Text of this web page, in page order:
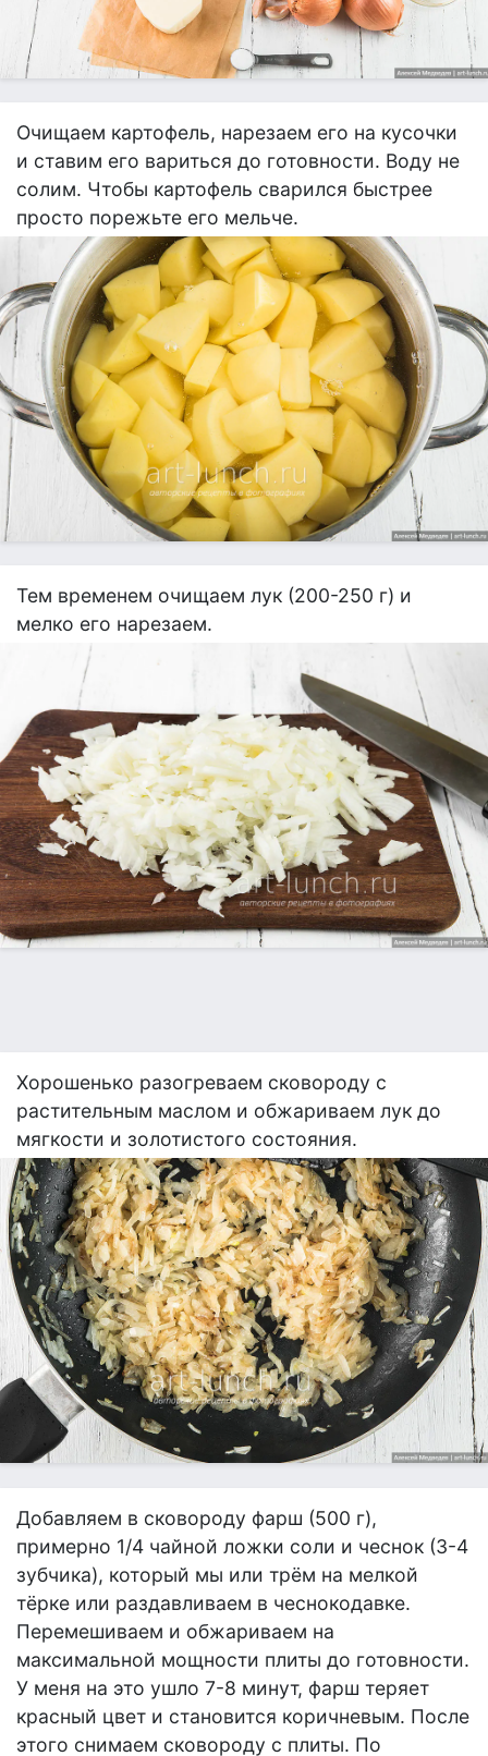
Очищаем картофель, нарезаем его на кусочки
и ставим его вариться до готовности. Воду не
солим. Чтобы картофель сварился быстрее
просто порежьте его мельче.
Тем временем очищаем лук (200-250 г) и
мелко его нарезаем.
Хорошенько разогреваем сковороду с
растительным маслом и обжариваем лук до
мягкости и золотистого состояния.
Добавляем в сковороду фарш (500 г),
примерно 1/4 чайной ложки соли и чеснок (3-4
зубчика), который мы или трём на мелкой
тёрке или раздавливаем в чеснокодавке.
Перемешиваем и обжариваем на
максимальной мощности плиты до готовности.
У меня на это ушло 7-8 минут, фарш теряет
красный цвет и становится коричневым. После
этого снимаем сковороду с плиты. По